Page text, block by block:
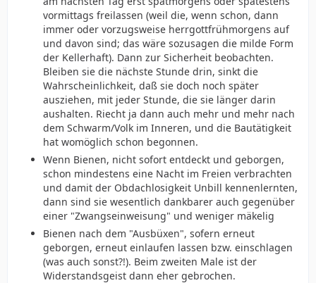
vormittags freilassen (weil die, wenn schon, dann
immer oder vorzugsweise herrgottfrühmorgens auf
und davon sind; das wäre sozusagen die milde Form
der Kellerhaft). Dann zur Sicherheit beobachten.
Bleiben sie die nächste Stunde drin, sinkt die
Wahrscheinlichkeit, daß sie doch noch später
ausziehen, mit jeder Stunde, die sie länger darin
aushalten. Riecht ja dann auch mehr und mehr nach
dem Schwarm/Volk im Inneren, und die Bautätigkeit
hat womöglich schon begonnen.
Wenn Bienen, nicht sofort entdeckt und geborgen,
schon mindestens eine Nacht im Freien verbrachten
und damit der Obdachlosigkeit Unbill kennenlernten,
dann sind sie wesentlich dankbarer auch gegenüber
einer "Zwangseinweisung" und weniger mäkelig
Bienen nach dem "Ausbüxen", sofern erneut
geborgen, erneut einlaufen lassen bzw. einschlagen
(was auch sonst?!). Beim zweiten Male ist der
Widerstandsgeist dann eher gebrochen.